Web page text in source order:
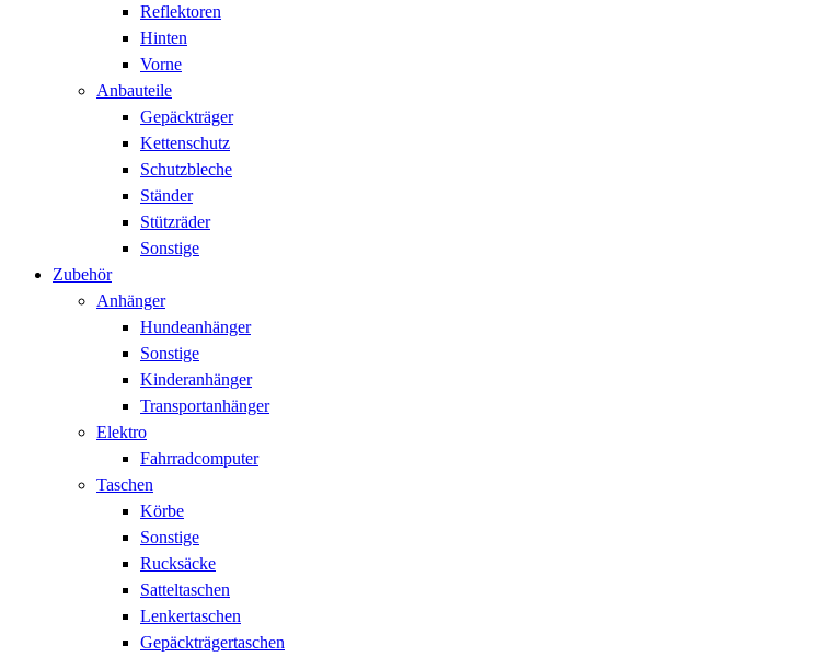
Reflektoren
Hinten
Vorne
Anbauteile
Gepäckträger
Kettenschutz
Schutzbleche
Ständer
Stützräder
Sonstige
Zubehör
Anhänger
Hundeanhänger
Sonstige
Kinderanhänger
Transportanhänger
Elektro
Fahrradcomputer
Taschen
Körbe
Sonstige
Rucksäcke
Satteltaschen
Lenkertaschen
Gepäckträgertaschen